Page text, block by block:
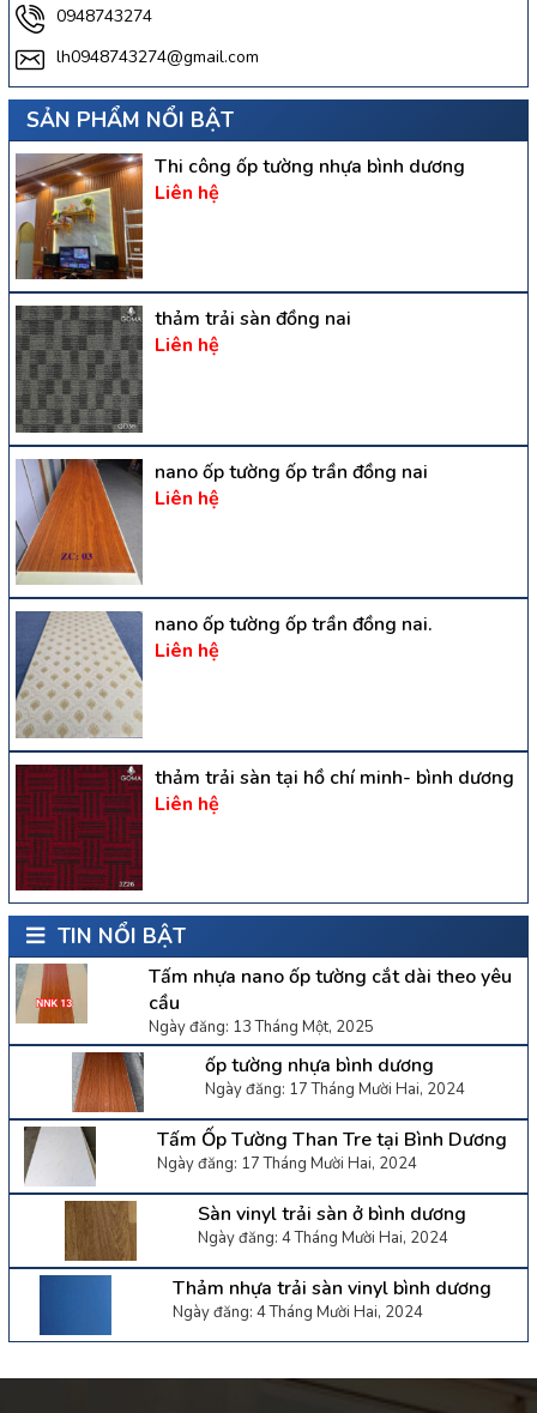
0948743274
lh0948743274@gmail.com
SẢN PHẨM NỔI BẬT
Thi công ốp tường nhựa bình dương
Liên hệ
thảm trải sàn đồng nai
Liên hệ
nano ốp tường ốp trần đồng nai
Liên hệ
nano ốp tường ốp trần đồng nai.
Liên hệ
thảm trải sàn tại hồ chí minh- bình dương
Liên hệ
TIN NỔI BẬT
Tấm nhựa nano ốp tường cắt dài theo yêu
cầu
Ngày đăng: 13 Tháng Một, 2025
ốp tường nhựa bình dương
Ngày đăng: 17 Tháng Mười Hai, 2024
Tấm Ốp Tường Than Tre tại Bình Dương
Ngày đăng: 17 Tháng Mười Hai, 2024
Sàn vinyl trải sàn ở bình dương
Ngày đăng: 4 Tháng Mười Hai, 2024
Thảm nhựa trải sàn vinyl bình dương
Ngày đăng: 4 Tháng Mười Hai, 2024